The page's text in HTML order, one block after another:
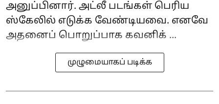
அனுப்பினார். அட்லீ படங்கள் பெரிய
ஸ்கேலில் எடுக்க வேண்டியவை. எனவே
அதனைப் பொறுப்பாக கவனிக் ...
முழுமையாகப் படிக்க